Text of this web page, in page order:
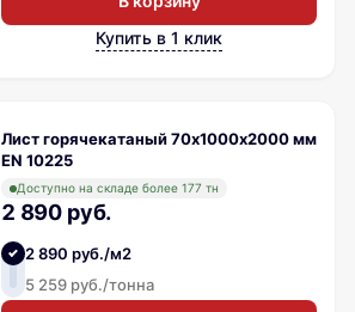
Купить в 1 клик
Лист горячекатаный 70х1000х2000 мм
EN 10225
Доступно на складе более 177 тн
2 890 руб.
2 890 руб./м2
5 259 руб./тонна